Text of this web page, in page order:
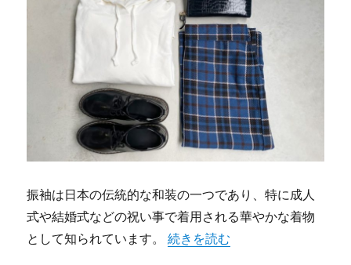
振袖は日本の伝統的な和装の一つであり、特に成人
式や結婚式などの祝い事で着用される華やかな着物
として知られています。“雪国札幌で輝く振袖の魅力と
続きを読む